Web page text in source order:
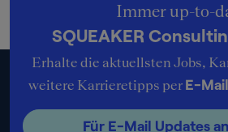
Immer up-to-
SQUEAKER
Erhalte die aktuellsten Jobs,
weitere Karrieretipps per E-Mail
Für E-Mail Updates